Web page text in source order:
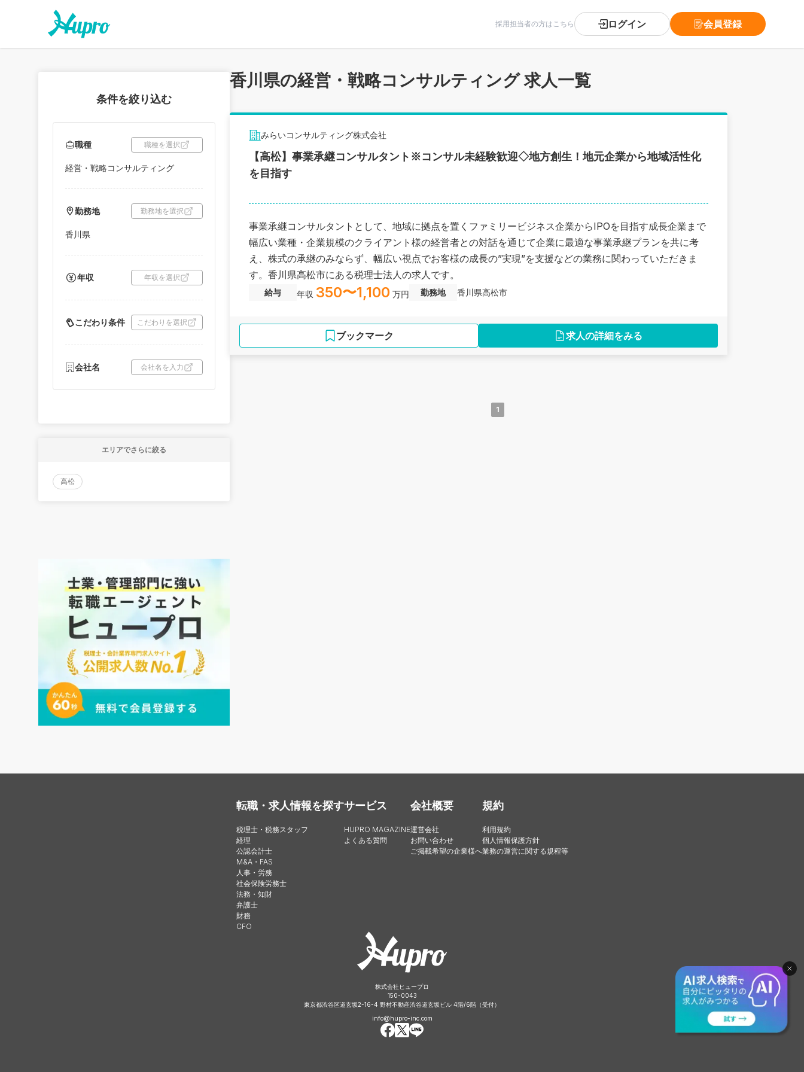
採用担当者の方はこちら ログイン 会員登録
条件を絞り込む
職種 職種を選択
経営・戦略コンサルティング
勤務地 勤務地を選択
香川県
年収 年収を選択
こだわり条件 こだわりを選択
会社名 会社名を入力
エリアでさらに絞る
高松
香川県の経営・戦略コンサルティング 求人一覧
みらいコンサルティング株式会社
【高松】事業承継コンサルタント※コンサル未経験歓迎◇地方創生！地元企業から地域活性化
を目指す
事業承継コンサルタントとして、地域に拠点を置くファミリービジネス企業からIPOを目指す成長企業まで
幅広い業種・企業規模のクライアント様の経営者との対話を通じて企業に最適な事業承継プランを共に考
え、株式の承継のみならず、幅広い視点でお客様の成長の”実現”を支援などの業務に関わっていただきま
す。香川県高松市にある税理士法人の求人です。
給与 年収 350〜1,100 万円 勤務地 香川県高松市
ブックマーク 求人の詳細をみる
1
転職・求人情報を探す
税理士・税務スタッフ
経理
公認会計士
M&A・FAS
人事・労務
社会保険労務士
法務・知財
弁護士
財務
CFO
サービス
HUPRO MAGAZINE
よくある質問
会社概要
運営会社
お問い合わせ
ご掲載希望の企業様へ
規約
利用規約
個人情報保護方針
業務の運営に関する規程等
株式会社ヒュープロ
150-0043
東京都渋谷区道玄坂2-16-4 野村不動産渋谷道玄坂ビル 4階/6階（受付）
info@hupro-inc.com